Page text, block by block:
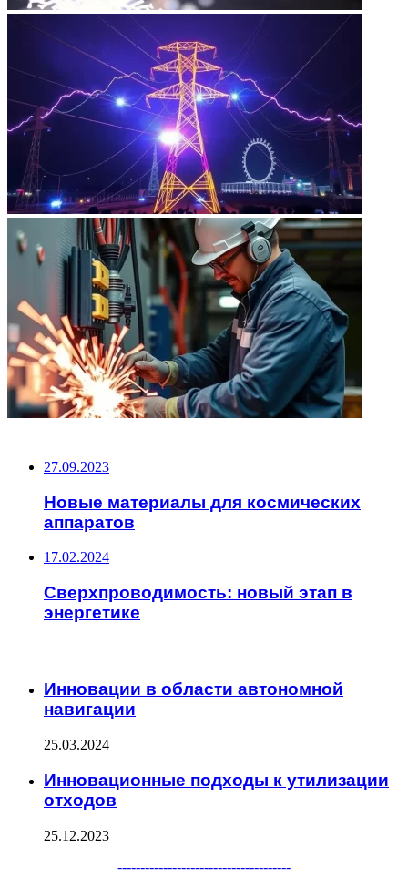
27.09.2023
Новые материалы для космических
аппаратов
17.02.2024
Сверхпроводимость: новый этап в
энергетике
Инновации в области автономной
навигации
25.03.2024
Инновационные подходы к утилизации
отходов
25.12.2023
--------------------------------------